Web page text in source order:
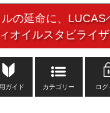
方針
の延命に、 LUCAS
ィオイルスタビライ
ガイド カテゴリー ログ